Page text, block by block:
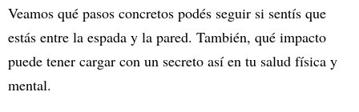
Veamos qué pasos concretos podés seguir si sentís que
estás entre la espada y la pared. También, qué impacto
puede tener cargar con un secreto así en tu salud física y
mental.